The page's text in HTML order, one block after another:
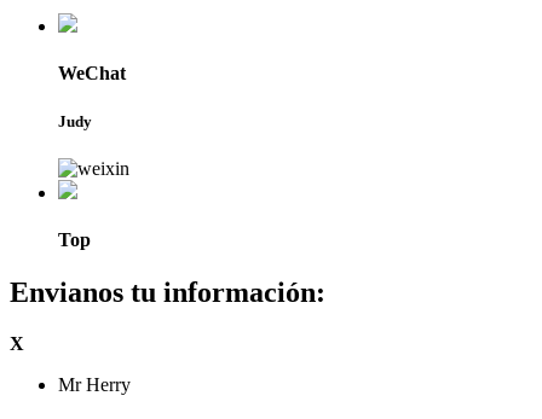
WeChat
Judy
Top
Envianos tu información:
X
Mr Herry